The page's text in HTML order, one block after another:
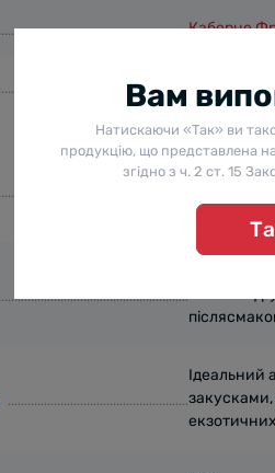
Каберне
Тихе
Ніжний,
квітів.
Ідеальний
Вам
Натискаючи «Так» ви
продукцію, що представлена
згідно з ч. 2 ст. 15